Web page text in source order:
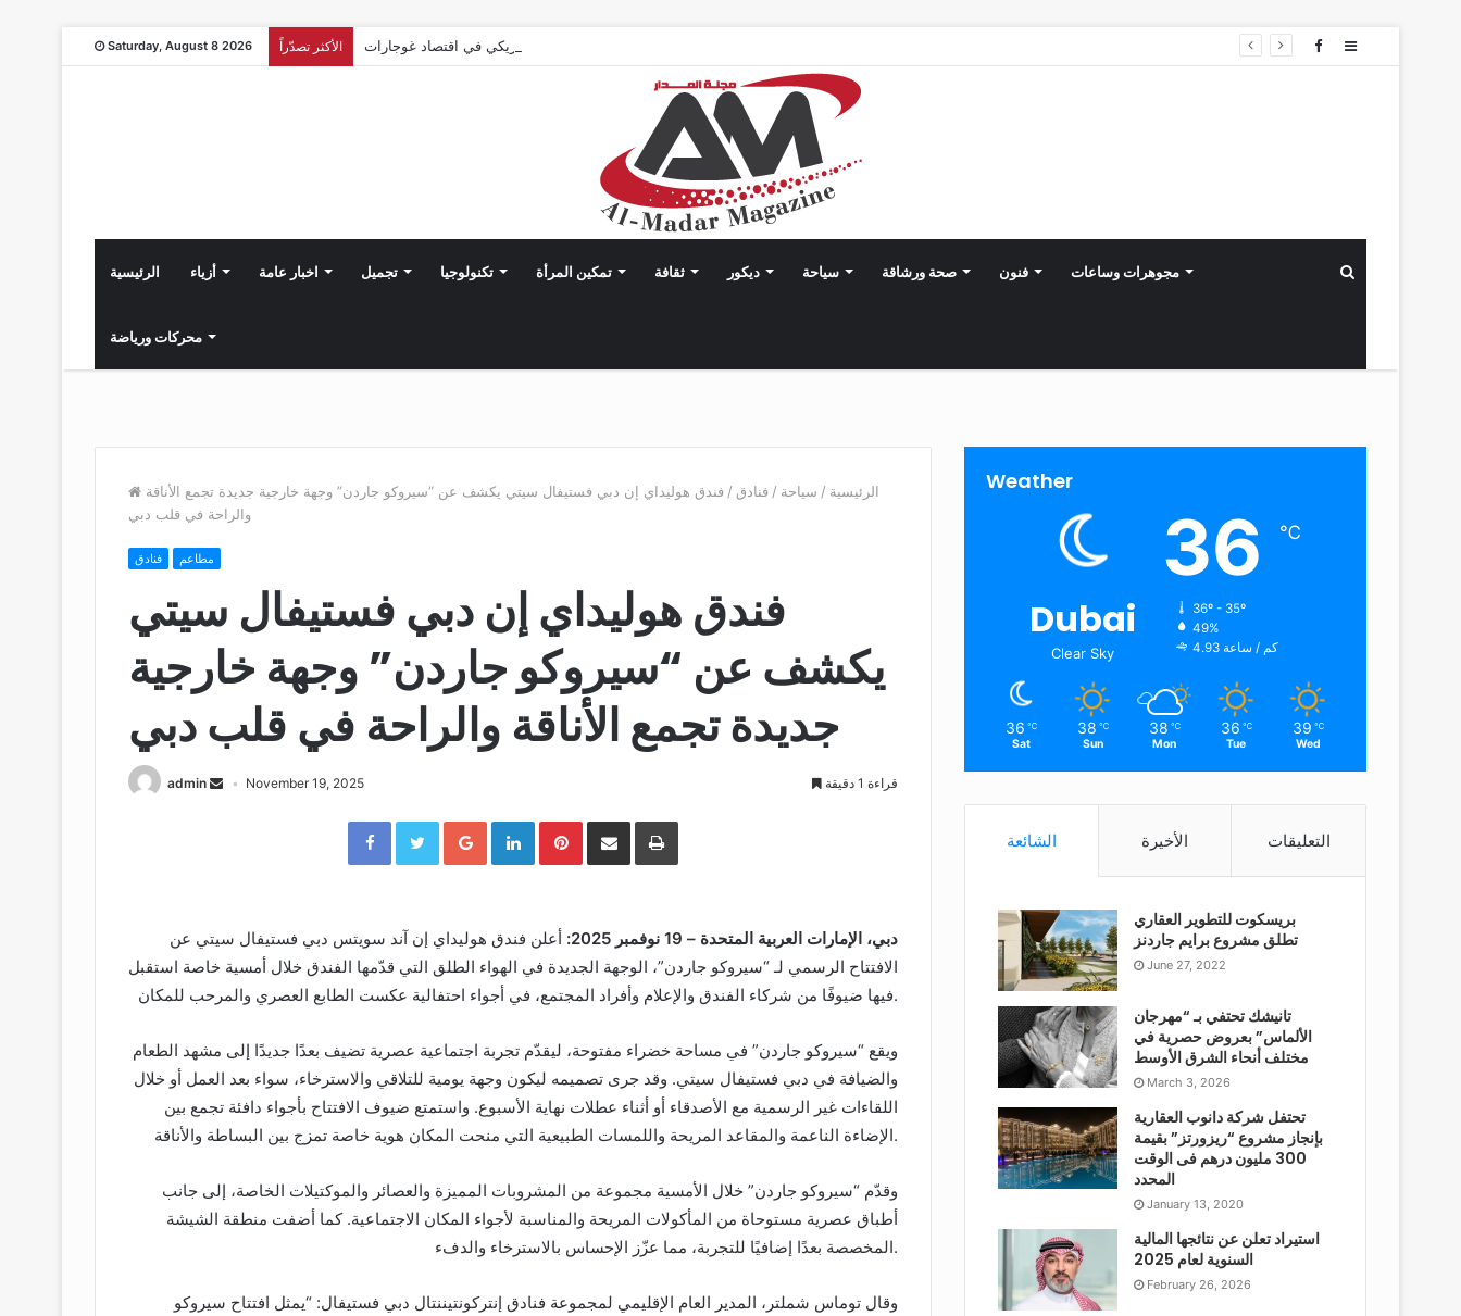
Saturday, August 8 2026 الأكثر تصدّراً Sidebar
الرئيسية أزياء اخبار عامة تجميل تكنولوجيا تمكين المرأة ثقافة ديكور سياحة صحة ورشاقة فنون مجوهرات وساعات
محركات ورياضة
الرئيسية / سياحة / فنادق / فندق هوليداي إن دبي فستيفال سيتي يكشف عن “سيروكو جاردن” وجهة خارجية جديدة تجمع الأناقة
والراحة في قلب دبي
فنادق مطاعم
فندق هوليداي إن دبي فستيفال سيتي
يكشف عن “سيروكو جاردن” وجهة خارجية
جديدة تجمع الأناقة والراحة في قلب دبي
admin November 19, 2025 قراءة 1 دقيقة
Facebook Twitter Google+ LinkedIn Pinterest شارك عبر الإيميل
دبي، الإمارات العربية المتحدة – 19 نوفمبر 2025:
أعلن فندق هوليداي إن آند سويتس دبي فستيفال سيتي عن
الافتتاح الرسمي لـ “سيروكو جاردن”، الوجهة الجديدة في الهواء الطلق التي قدّمها الفندق خلال أمسية خاصة استقبل
فيها ضيوفًا من شركاء الفندق والإعلام وأفراد المجتمع، في أجواء احتفالية عكست الطابع العصري والمرحب للمكان.
ويقع “سيروكو جاردن” في مساحة خضراء مفتوحة، ليقدّم تجربة اجتماعية عصرية تضيف بعدًا جديدًا إلى مشهد الطعام
والضيافة في دبي فستيفال سيتي. وقد جرى تصميمه ليكون وجهة يومية للتلاقي والاسترخاء، سواء بعد العمل أو خلال
اللقاءات غير الرسمية مع الأصدقاء أو أثناء عطلات نهاية الأسبوع. واستمتع ضيوف الافتتاح بأجواء دافئة تجمع بين
الإضاءة الناعمة والمقاعد المريحة واللمسات الطبيعية التي منحت المكان هوية خاصة تمزج بين البساطة والأناقة.
وقدّم “سيروكو جاردن” خلال الأمسية مجموعة من المشروبات المميزة والعصائر والموكتيلات الخاصة، إلى جانب
أطباق عصرية مستوحاة من المأكولات المريحة والمناسبة لأجواء المكان الاجتماعية. كما أضفت منطقة الشيشة
المخصصة بعدًا إضافيًا للتجربة، مما عزّز الإحساس بالاسترخاء والدفء.
وقال توماس شملتر، المدير العام الإقليمي لمجموعة فنادق إنتركونتيننتال دبي فستيفال: “يمثل افتتاح سيروكو
Weather
Dubai
Clear Sky
36 ℃
36º - 35º
49%
4.93 كم / ساعة
36 ℃
Sat
38 ℃
Sun
38 ℃
Mon
36 ℃
Tue
39 ℃
Wed
الشائعة الأخيرة التعليقات
بريسكوت للتطوير العقاري
تطلق مشروع برايم جاردنز
June 27, 2022
تانيشك تحتفي بـ “مهرجان
الألماس” بعروض حصرية في
مختلف أنحاء الشرق الأوسط
March 3, 2026
تحتفل شركة دانوب العقارية
بإنجاز مشروع “ريزورتز” بقيمة
300 مليون درهم فى الوقت
المحدد
January 13, 2020
استيراد تعلن عن نتائجها المالية
السنوية لعام 2025
February 26, 2026